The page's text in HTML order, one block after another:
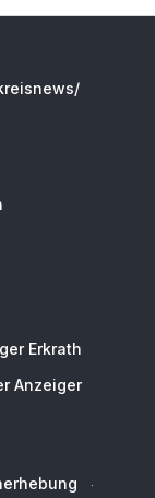
Erkrath
Anzeiger